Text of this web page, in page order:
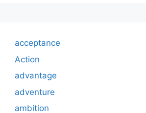
acceptance
Action
advantage
adventure
ambition